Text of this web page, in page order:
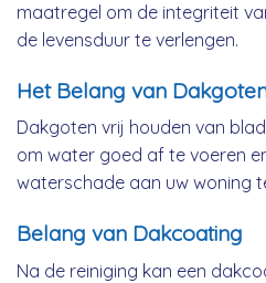
maatregel om de integriteit
de levensduur te verlengen.
Het Belang van
Dakgoten vrij houden van
om water goed af te voeren
waterschade aan uw woning
Belang van Dakcoating
Na de reiniging kan een